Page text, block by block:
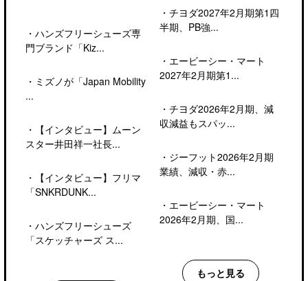
・ ハンズフリーシューズ専
門ブランド「Kiz...
・ ミズノが「Japan Mobility
...
・
【インタビュー】ムーン
スター井田祥一社長...
・
【インタビュー】フリマ
「SNKRDUNK...
・ ハンズフリーシューズ
「スケッチャーズ ス...
・ チヨダ2027年2月期第1四
半期、PB強...
・ エービーシー・マート
2027年2月期第1...
・ チヨダ2026年2月期、減
収減益もスパッ...
・ ジーフット2026年2月期
業績、減収・赤...
・ エービーシー・マート
2026年2月期、国...
もっと見る